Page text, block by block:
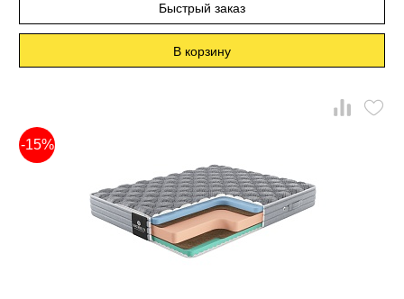
Быстрый заказ
В корзину
-15%